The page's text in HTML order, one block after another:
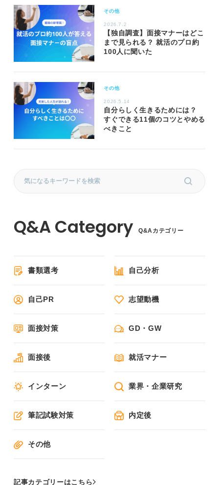
その他
2026.7.2
【独自調査】面接マナーはどこ
まで見られる？ 就活のプロ約
100人に聞いた
その他
2026.5.14
自分らしく生きるためには？
すぐできる11個のコツとやめる
べきこと
Q&Aカテゴリー
書類選考 自己分析
自己PR 志望動機
面接対策 GD・GW
面接後 就活マナー
インターン 業界・企業研究
筆記試験対策 内定後
その他
記事カテゴリーはこちら